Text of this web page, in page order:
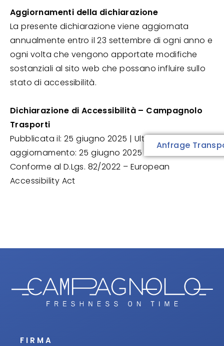
Aggiornamenti della dichiarazione
La presente dichiarazione viene aggiornata
annualmente entro il 23 settembre di ogni anno e
ogni volta che vengono apportate modifiche
sostanziali al sito web che possano influire sullo
stato di accessibilità.
Dichiarazione di Accessibilità – Campagnolo
Trasporti
Pubblicata il: 25 giugno 2025 | Ultimo
aggiornamento: 25 giugno 2025
Conforme al D.Lgs. 82/2022 – European
Accessibility Act
FIRMA
Anfrage